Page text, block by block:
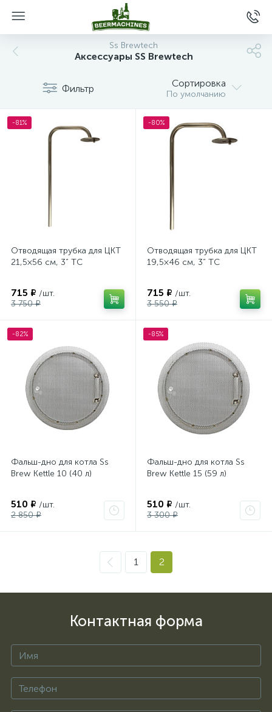
Ss Brewtech
Аксессуары SS Brewtech
Фильтр Сортировка
По умолчанию
-81%
Отводящая трубка для ЦКТ
21,5×56 см, 3” TC
715 ₽ /шт.
3 750 ₽
-80%
Отводящая трубка для ЦКТ
19,5×46 см, 3” TC
715 ₽ /шт.
3 550 ₽
-82%
Фальш-дно для котла Ss
Brew Kettle 10 (40 л)
510 ₽ /шт.
2 850 ₽
-85%
Фальш-дно для котла Ss
Brew Kettle 15 (59 л)
510 ₽ /шт.
3 300 ₽
1 2
Контактная форма